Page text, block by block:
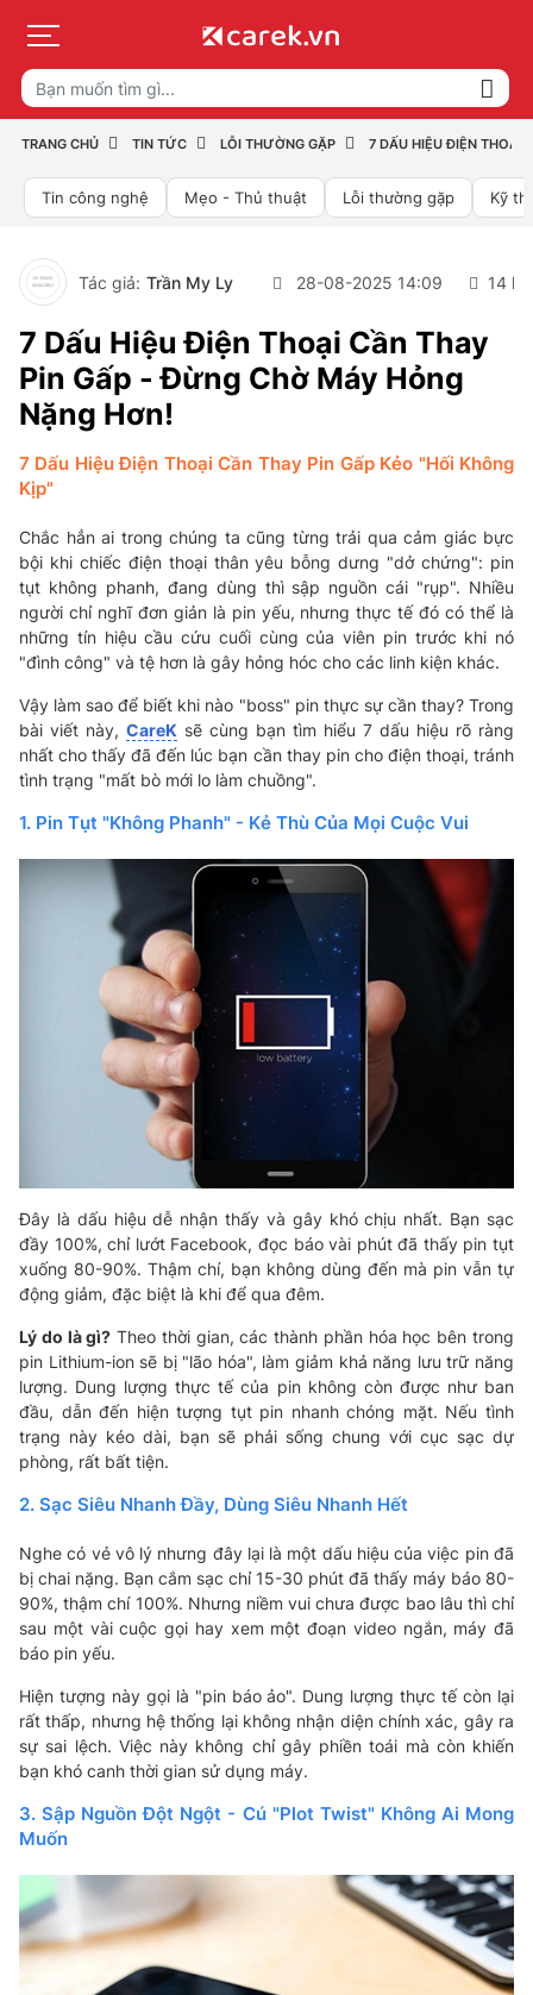
TRANG CHỦ TIN TỨC LỖI THƯỜNG GẶP 7 DẤU HIỆU ĐIỆN THOẠI
Tin công nghệ Mẹo - Thủ thuật Lỗi thường gặp Kỹ
Tác giả: Trần My Ly 28-08-2025 14:09 14
7 Dấu Hiệu Điện Thoại Cần Thay
Pin Gấp - Đừng Chờ Máy Hỏng
Nặng Hơn!
7 Dấu Hiệu Điện Thoại Cần Thay Pin Gấp Kẻo "Hối Không
Kịp"
Chắc hẳn ai trong chúng ta cũng từng trải qua cảm giác bực
bội khi chiếc điện thoại thân yêu bỗng dưng "dở chứng": pin
tụt không phanh, đang dùng thì sập nguồn cái "rụp". Nhiều
người chỉ nghĩ đơn giản là pin yếu, nhưng thực tế đó có thể là
những tín hiệu cầu cứu cuối cùng của viên pin trước khi nó
"đình công" và tệ hơn là gây hỏng hóc cho các linh kiện khác.
Vậy làm sao để biết khi nào "boss" pin thực sự cần thay? Trong
bài viết này, CareK sẽ cùng bạn tìm hiểu 7 dấu hiệu rõ ràng
nhất cho thấy đã đến lúc bạn cần thay pin cho điện thoại, tránh
tình trạng "mất bò mới lo làm chuồng".
1. Pin Tụt "Không Phanh" - Kẻ Thù Của Mọi Cuộc Vui
Đây là dấu hiệu dễ nhận thấy và gây khó chịu nhất. Bạn sạc
đầy 100%, chỉ lướt Facebook, đọc báo vài phút đã thấy pin tụt
xuống 80-90%. Thậm chí, bạn không dùng đến mà pin vẫn tự
động giảm, đặc biệt là khi để qua đêm.
Lý do là gì? Theo thời gian, các thành phần hóa học bên trong
pin Lithium-ion sẽ bị "lão hóa", làm giảm khả năng lưu trữ năng
lượng. Dung lượng thực tế của pin không còn được như ban
đầu, dẫn đến hiện tượng tụt pin nhanh chóng mặt. Nếu tình
trạng này kéo dài, bạn sẽ phải sống chung với cục sạc dự
phòng, rất bất tiện.
2. Sạc Siêu Nhanh Đầy, Dùng Siêu Nhanh Hết
Nghe có vẻ vô lý nhưng đây lại là một dấu hiệu của việc pin đã
bị chai nặng. Bạn cắm sạc chỉ 15-30 phút đã thấy máy báo 80-
90%, thậm chí 100%. Nhưng niềm vui chưa được bao lâu thì chỉ
sau một vài cuộc gọi hay xem một đoạn video ngắn, máy đã
báo pin yếu.
Hiện tượng này gọi là "pin báo ảo". Dung lượng thực tế còn lại
rất thấp, nhưng hệ thống lại không nhận diện chính xác, gây ra
sự sai lệch. Việc này không chỉ gây phiền toái mà còn khiến
bạn khó canh thời gian sử dụng máy.
3. Sập Nguồn Đột Ngột - Cú "Plot Twist" Không Ai Mong
Muốn